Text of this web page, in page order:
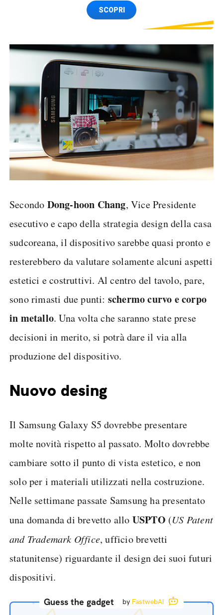
Spedizione SIM GRATISSCOPRI
Secondo Dong-hoon Chang, Vice Presidente
esecutivo e capo della strategia design della casa
sudcoreana, il dispositivo sarebbe quasi pronto e
resterebbero da valutare solamente alcuni aspetti
estetici e costruttivi. Al centro del tavolo, pare,
sono rimasti due punti: schermo curvo e corpo
in metallo. Una volta che saranno state prese
decisioni in merito, si potrà dare il via alla
produzione del dispositivo.
Nuovo desing
Il Samsung Galaxy S5 dovrebbe presentare
molte novità rispetto al passato. Molto dovrebbe
cambiare sotto il punto di vista estetico, e non
solo per i materiali utilizzati nella costruzione.
Nelle settimane passate Samsung ha presentato
una domanda di brevetto allo USPTO (US Patent
and Trademark Office, ufficio brevetti
statunitense) riguardante il design dei suoi futuri
dispositivi.
Guess the gadget by FastwebAI